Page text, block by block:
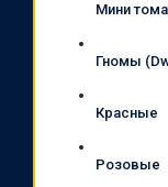
Мини
Гномы
Красные
Розовые